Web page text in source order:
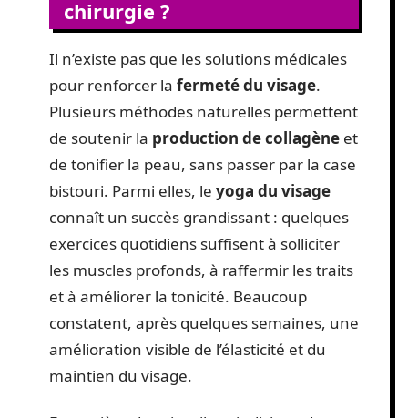
chirurgie ?
Il n’existe pas que les solutions médicales
pour renforcer la fermeté du visage.
Plusieurs méthodes naturelles permettent
de soutenir la production de collagène et
de tonifier la peau, sans passer par la case
bistouri. Parmi elles, le yoga du visage
connaît un succès grandissant : quelques
exercices quotidiens suffisent à solliciter
les muscles profonds, à raffermir les traits
et à améliorer la tonicité. Beaucoup
constatent, après quelques semaines, une
amélioration visible de l’élasticité et du
maintien du visage.